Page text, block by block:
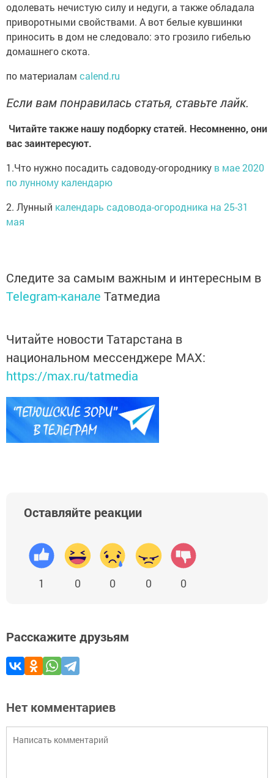
одолевать нечистую силу и недуги, а также обладала
приворотными свойствами. А вот белые кувшинки
приносить в дом не следовало: это грозило гибелью
домашнего скота.
по материалам calend.ru
Если вам понравилась статья, ставьте лайк.
Читайте также нашу подборку статей. Несомненно, они
вас заинтересуют.
1.Что нужно посадить садоводу-огороднику в мае 2020
по лунному календарю
2. Лунный календарь садовода-огородника на 25-31
мая
Следите за самым важным и интересным в
Telegram-канале Татмедиа
Читайте новости Татарстана в
национальном мессенджере MАХ:
https://max.ru/tatmedia
Оставляйте реакции
1 0 0 0 0
Расскажите друзьям
Нет комментариев